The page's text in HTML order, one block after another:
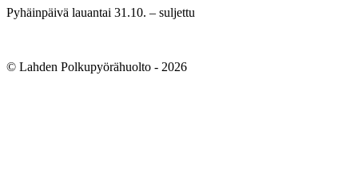
Pyhäinpäivä lauantai 31.10. – suljettu
© Lahden Polkupyörähuolto - 2026